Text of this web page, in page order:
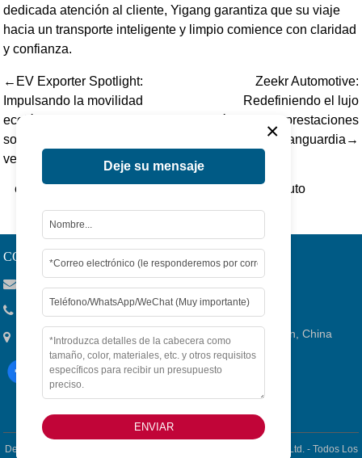
dedicada atención al cliente, Yigang garantiza que su viaje
hacia un transporte inteligente y limpio comience con claridad
y confianza.
←EV Exporter Spotlight:
Impulsando la movilidad
ecológica mundial con
soluciones fiables para
vehículos eléctricos
Zeekr Automotive:
Redefiniendo el lujo
eléctrico con prestaciones
de vanguardia→
etiqueta：su 7 xiaomi,xiaomi su 7 ultra,zeekr auto
×
Deje su mensaje
ENVIAR
CONTACTO
Viola@tjygqc.com
+86 18732106029
No.15 Lingang Road, Bonded Area,Ciudad De Tianjin, China
Derechos De Autor © 2026 Tianjin Yigang Automobile Sales Co.,Ltd. - Todos Los